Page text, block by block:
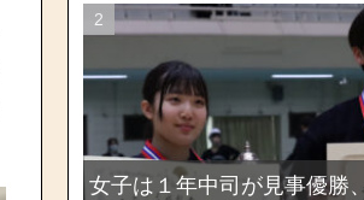
大会2026
女子は１年中司が見事優勝